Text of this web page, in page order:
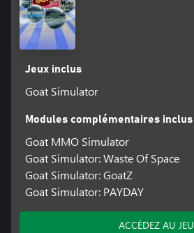
Jeux inclus
Goat Simulator
Modules complémentaires inclus
Goat MMO Simulator
Goat Simulator: Waste Of Space
Goat Simulator: GoatZ
Goat Simulator: PAYDAY
ACCÉDEZ AU JEU